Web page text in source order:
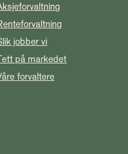
jobber vi
på markedet
forvaltere